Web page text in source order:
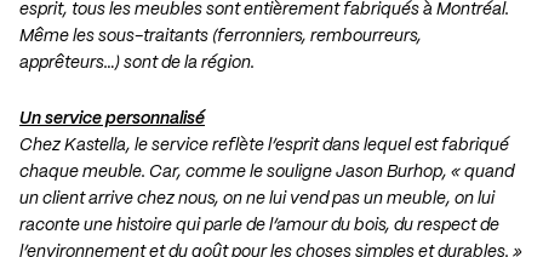
esprit, tous les meubles sont entièrement fabriqués à Montréal.
Même les sous-traitants (ferronniers, rembourreurs,
apprêteurs…) sont de la région.
Un service personnalisé
Chez Kastella, le service reflète l’esprit dans lequel est fabriqué
chaque meuble. Car, comme le souligne Jason Burhop, « quand
un client arrive chez nous, on ne lui vend pas un meuble, on lui
raconte une histoire qui parle de l’amour du bois, du respect de
l’environnement et du goût pour les choses simples et durables. »